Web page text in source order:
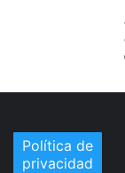
Política de
privacidad